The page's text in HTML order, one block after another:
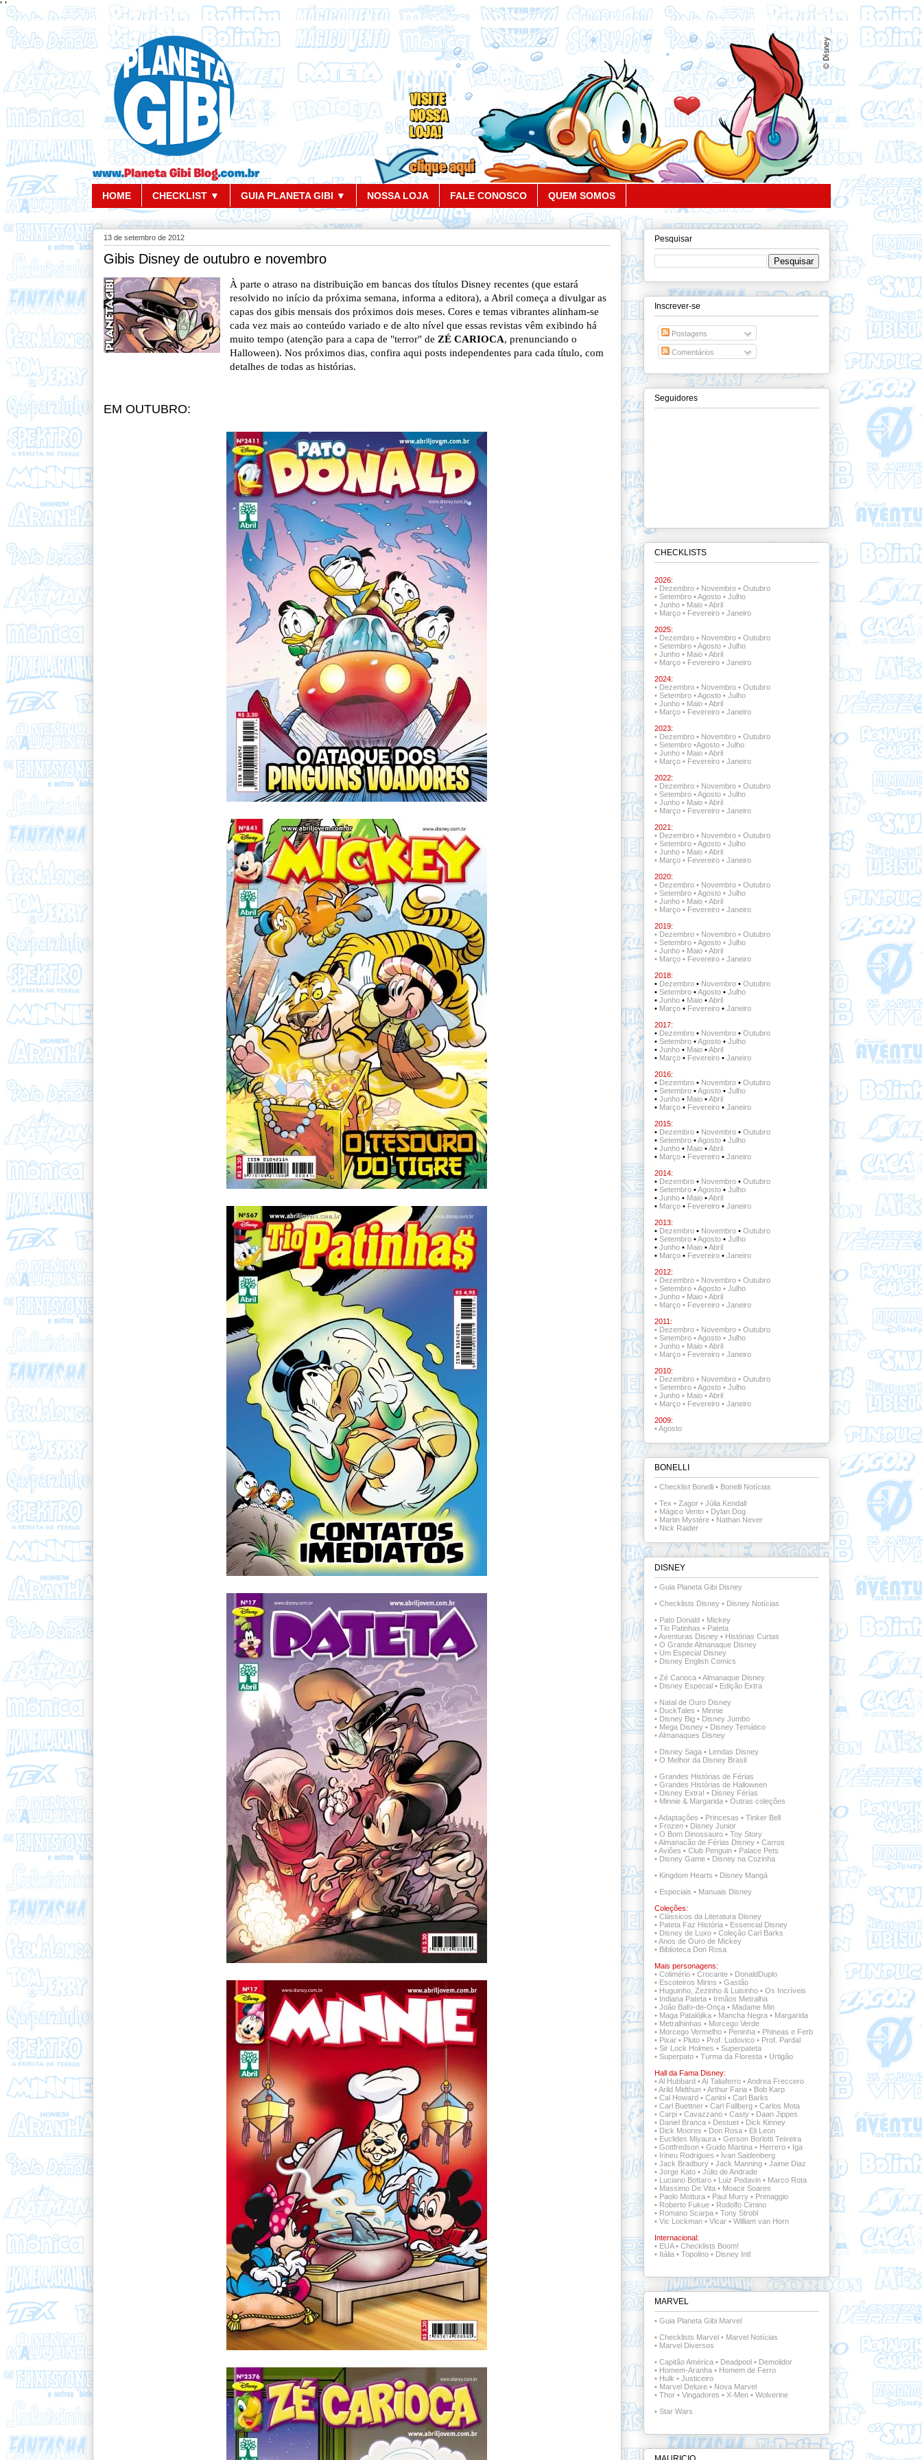
' '
HOME CHECKLIST ▼ GUIA PLANETA GIBI ▼ NOSSA LOJA FALE CONOSCO QUEM SOMOS
13 de setembro de 2012
Gibis Disney de outubro e novembro
À parte o atraso na distribuição em bancas dos títulos Disney recentes (que estará
resolvido no início da próxima semana, informa a editora), a Abril começa a divulgar as
capas dos gibis mensais dos próximos dois meses. Cores e temas vibrantes alinham-se
cada vez mais ao conteúdo variado e de alto nível que essas revistas vêm exibindo há
muito tempo (atenção para a capa de "terror" de ZÉ CARIOCA, prenunciando o
Halloween). Nos próximos dias, confira aqui posts independentes para cada título, com
detalhes de todas as histórias.
EM OUTUBRO:
Pesquisar
Inscrever-se
Postagens
Comentários
Seguidores
CHECKLISTS
2026:
• Dezembro• Novembro• Outubro
• Setembro•Agosto• Julho
• Junho• Maio•Abril
• Março• Fevereiro• Janeiro
2025:
• Dezembro• Novembro• Outubro
• Setembro•Agosto• Julho
• Junho• Maio•Abril
• Março• Fevereiro• Janeiro
2024:
• Dezembro• Novembro• Outubro
• Setembro•Agosto• Julho
• Junho• Maio•Abril
• Março• Fevereiro• Janeiro
2023:
• Dezembro• Novembro• Outubro
• Setembro•Agosto• Julho
• Junho• Maio•Abril
• Março• Fevereiro• Janeiro
2022:
• Dezembro • Novembro• Outubro
• Setembro •Agosto• Julho
• Junho• Maio•Abril
• Março• Fevereiro• Janeiro
2021:
• Dezembro • Novembro • Outubro
• Setembro•Agosto• Julho
• Junho• Maio•Abril
• Março• Fevereiro• Janeiro
2020:
• Dezembro• Novembro• Outubro
• Setembro•Agosto• Julho
• Junho• Maio•Abril
• Março• Fevereiro• Janeiro
2019:
• Dezembro• Novembro• Outubro
• Setembro•Agosto• Julho
• Junho• Maio•Abril
• Março• Fevereiro• Janeiro
2018:
• Dezembro• Novembro• Outubro
• Setembro•Agosto• Julho
• Junho• Maio•Abril
• Março• Fevereiro• Janeiro
2017:
• Dezembro• Novembro• Outubro
• Setembro•Agosto• Julho
• Junho• Maio•Abril
• Março• Fevereiro• Janeiro
2016:
• Dezembro• Novembro• Outubro
• Setembro•Agosto• Julho
• Junho• Maio•Abril
• Março• Fevereiro• Janeiro
2015:
• Dezembro• Novembro• Outubro
• Setembro•Agosto• Julho
• Junho• Maio•Abril
• Março• Fevereiro• Janeiro
2014:
• Dezembro • Novembro • Outubro
• Setembro• Agosto • Julho
• Junho• Maio•Abril
• Março• Fevereiro• Janeiro
2013:
• Dezembro• Novembro• Outubro
• Setembro•Agosto• Julho
• Junho• Maio•Abril
• Março• Fevereiro• Janeiro
2012:
• Dezembro• Novembro• Outubro
• Setembro •Agosto• Julho
• Junho• Maio •Abril
• Março• Fevereiro• Janeiro
2011:
• Dezembro• Novembro• Outubro
• Setembro•Agosto• Julho
• Junho• Maio•Abril
• Março• Fevereiro• Janeiro
2010:
• Dezembro• Novembro• Outubro
• Setembro•Agosto• Julho
• Junho• Maio•Abril
• Março• Fevereiro• Janeiro
2009:
•Agosto
BONELLI
• Checklist Bonelli• Bonelli Notícias
• Tex • Zagor• Júlia Kendall
• Mágico Vento • Dylan Dog
• Martin Mystère • Nathan Never
• Nick Raider
DISNEY
• Guia Planeta Gibi Disney
• Checklists Disney• Disney Notícias
• Pato Donald• Mickey
• Tio Patinhas • Pateta
• Aventuras Disney • Histórias Curtas
• O Grande Almanaque Disney
• Um Especial Disney
• Disney English Comics
• Zé Carioca •Almanaque Disney
• Disney Especial • Edição Extra
• Natal de Ouro Disney
• DuckTales • Minnie
• Disney Big • Disney Jumbo
• Mega Disney • Disney Temático
•Almanaques Disney
• Disney Saga• Lendas Disney
• O Melhor da Disney Brasil
• Grandes Histórias de Férias
• Grandes Histórias de Halloween
• Disney Extra! • Disney Férias
• Minnie & Margarida• Outras coleções
• Adaptações • Princesas • Tinker Bell
• Frozen• Disney Junior
• O Bom Dinossauro • Toy Story
•Almanacão de Férias Disney • Carros
• Aviões • Club Penguin• Palace Pets
• Disney Game• Disney na Cozinha
• Kingdom Hearts • Disney Mangá
• Especiais • Manuais Disney
Coleções:
• Clássicos da Literatura Disney
• Pateta Faz História• Essencial Disney
• Disney de Luxo• Coleção Carl Barks
•Anos de Ouro de Mickey
• Biblioteca Don Rosa
Mais personagens:
• Colimério• Crocante• DonaldDuplo
• Escoteiros Mirins • Gastão
• Huguinho, Zezinho & Luisinho• Os Incríveis
• Indiana Pateta • Irmãos Metralha
• João Bafo-de-Onça • Madame Min
• Maga Patalójika• Mancha Negra• Margarida
• Metralhinhas • Morcego Verde
• Morcego Vermelho • Peninha• Phineas e Ferb
• Pixar• Pluto• Prof. Ludovico • Prof. Pardal
• Sir Lock Holmes • Superpateta
• Superpato• Turma da Floresta• Urtigão
Hall da Fama Disney:
•Al Hubbard•Al Taliaferro•Andrea Freccero
•Arild Midthun•Arthur Faria• Bob Karp
• Cal Howard• Canini• Carl Barks
• Carl Buettner• Carl Fallberg • Carlos Mota
• Carpi • Cavazzano• Casty• Daan Jippes
• Daniel Branca• Destuet• Dick Kinney
• Dick Moores • Don Rosa• Eli Leon
• Euclides Miyaura • Gerson Borlotti Teixeira
• Gottfredson • Guido Martina • Herrero• Iga
• Irineu Rodrigues • Ivan Saidenberg
• Jack Bradbury• Jack Manning• Jaime Diaz
• Jorge Kato• Júlio de Andrade
• Luciano Bottaro• Luiz Podavin• Marco Rota
• Massimo De Vita • Moacir Soares
• Paolo Mottura • Paul Murry • Primaggio
• Roberto Fukue • Rodolfo Cimino
• Romano Scarpa • Tony Strobl
• Vic Lockman• Vicar • William van Horn
Internacional:
• EUA • Checklists Boom!
• Itália • Topolino • Disney Intl
MARVEL
• Guia Planeta Gibi Marvel
• Checklists Marvel• Marvel Notícias
• Marvel Diversos
• Capitão América• Deadpool• Demolidor
• Homem-Aranha• Homem de Ferro
• Hulk • Justiceiro
• Marvel Deluxe• Nova Marvel
• Thor • Vingadores • X-Men• Wolverine
• Star Wars